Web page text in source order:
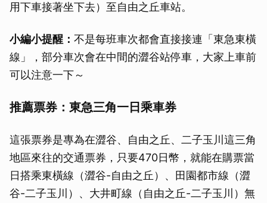
用下車接著坐下去）至自由之丘車站。
小編小提醒： 不是每班車次都會直接接連「東急東橫
線」，部分車次會在中間的澀谷站停車，大家上車前
可以注意一下～
推薦票券：東急三角一日乘車券
這張票券是專為在澀谷、自由之丘、二子玉川這三角
地區來往的交通票券，只要470日幣，就能在購票當
日搭乘東橫線（澀谷-自由之丘）、田園都市線（澀
谷-二子玉川）、大井町線（自由之丘-二子玉川）無